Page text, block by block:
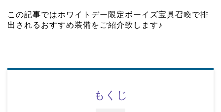
この記事ではホワイトデー限定ボーイズ宝具召喚で排
出されるおすすめ装備をご紹介致します♪
もくじ